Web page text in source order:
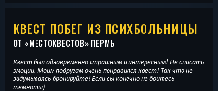
КВЕСТ ПОБЕГ ИЗ ПСИХБОЛЬНИЦЫ
ОТ «МЕСТОКВЕСТОВ» ПЕРМЬ
Квест был одновременно страшным и интересным! Не описать
эмоции. Моим подругам очень понравился квест! Так что не
задумываясь бронируйте! Если вы конечно не боитесь
темноты)